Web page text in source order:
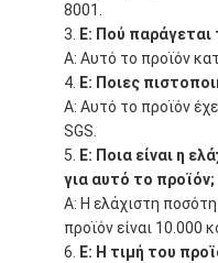
8001.
Ε: Πού παράγεται
Α: Αυτό το προϊόν
Ε: Ποιες
Α: Αυτό το προϊόν
SGS.
Ε: Ποια είναι η
για αυτό το προϊόν;
Α: Η ελάχιστη
προϊόν είναι 10.000
Ε: Η τιμή του